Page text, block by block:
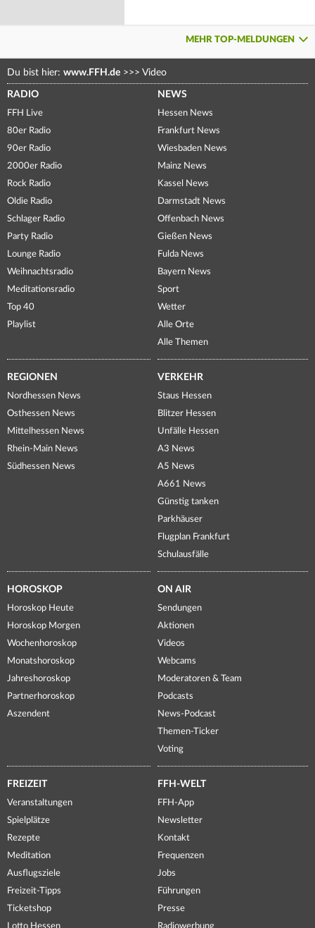
MEHR TOP-MELDUNGEN
Du bist hier: www.FFH.de >>> Video
RADIO
FFH Live
80er Radio
90er Radio
2000er Radio
Rock Radio
Oldie Radio
Schlager Radio
Party Radio
Lounge Radio
Weihnachtsradio
Meditationsradio
Top 40
Playlist
NEWS
Hessen News
Frankfurt News
Wiesbaden News
Mainz News
Kassel News
Darmstadt News
Offenbach News
Gießen News
Fulda News
Bayern News
Sport
Wetter
Alle Orte
Alle Themen
REGIONEN
Nordhessen News
Osthessen News
Mittelhessen News
Rhein-Main News
Südhessen News
VERKEHR
Staus Hessen
Blitzer Hessen
Unfälle Hessen
A3 News
A5 News
A661 News
Günstig tanken
Parkhäuser
Flugplan Frankfurt
Schulausfälle
HOROSKOP
Horoskop Heute
Horoskop Morgen
Wochenhoroskop
Monatshoroskop
Jahreshoroskop
Partnerhoroskop
Aszendent
ON AIR
Sendungen
Aktionen
Videos
Webcams
Moderatoren & Team
Podcasts
News-Podcast
Themen-Ticker
Voting
FREIZEIT
Veranstaltungen
Spielplätze
Rezepte
Meditation
Ausflugsziele
Freizeit-Tipps
Ticketshop
Lotto Hessen
FFH-WELT
FFH-App
Newsletter
Kontakt
Frequenzen
Jobs
Führungen
Presse
Radiowerbung